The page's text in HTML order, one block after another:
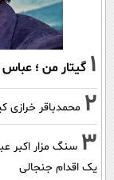
1 گیتار من ؛
2 محمدباقر خرازی
3 سنگ مزار اکبر
یک اقدام جنجالی